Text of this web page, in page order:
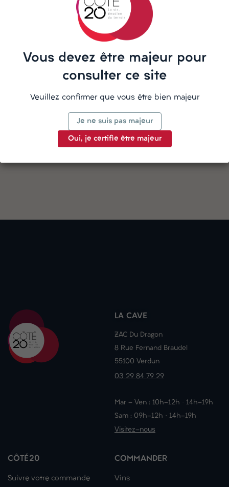
En système Solera, rhums vieillis 12 à 20 ans.
Ce rhum est une gourmandise aux arômes moelleux de
miel, pruneaux, épices...
Détails du produit
LA CAVE
ZAC Du Dragon
8 Rue Fernand Braudel
55100 Verdun
03 29 84 79 29
Mar - Ven : 10h-12h · 14h-19h
Sam : 09h-12h · 14h-19h
Visitez-nous
CÔTÉ20
Suivre votre commande
COMMANDER
Vins
Vous devez être majeur pour
consulter ce site
Veuillez confirmer que vous être bien majeur
Je ne suis pas majeur
Oui, je certifie être majeur